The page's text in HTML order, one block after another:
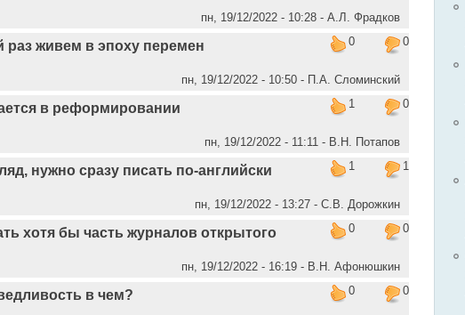
пн, 19/12/2022 - 10:28 - А.Л. Фрадков
0
0
живем в эпоху перемен
пн, 19/12/2022 - 10:50 - П.А. Сломинский
1
0
в реформировании
пн, 19/12/2022 - 11:11 - В.Н. Потапов
1
1
нужно сразу писать по-английски
пн, 19/12/2022 - 13:27 - С.В. Дорожкин
0
0
хотя бы часть журналов открытого
пн, 19/12/2022 - 16:19 - В.Н. Афонюшкин
0
0
в чем?